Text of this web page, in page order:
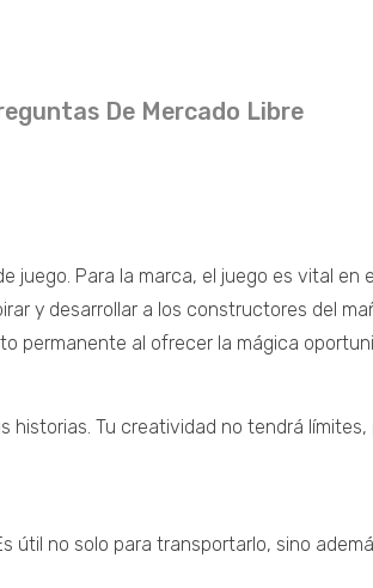
De Mercado Libre
Para la marca, el juego es vital en
y desarrollar a los constructores del
permanente al ofrecer la mágica
Tu creatividad no tendrá
no solo para transportarlo, sino